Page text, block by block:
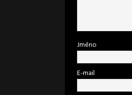
Jméno
E-mail